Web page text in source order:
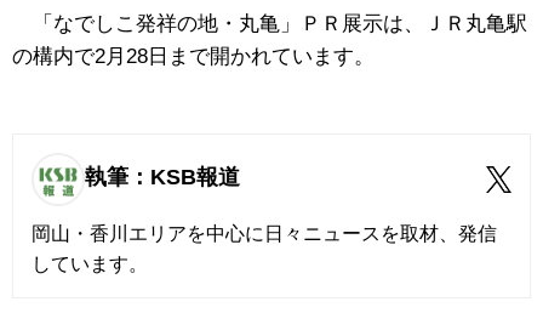
「なでしこ発祥の地・丸亀」ＰＲ展示は、ＪＲ丸亀駅
の構内で2月28日まで開かれています。
執筆：KSB報道
岡山・香川エリアを中心に日々ニュースを取材、発信
しています。